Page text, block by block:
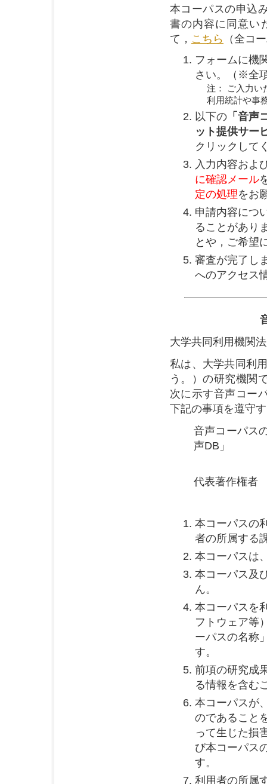
本コーパスの申込
書の内容に同意い
て， こちら （全コ
フォームに機
さい。（※全
注： ご入力い
利用統計や事
以下の 「音声
ット提供サー
クリックして
入力内容およ
に確認メール
定の処理をお
申請内容につ
ることがあり
とや，ご希望
審査が完了し
へのアクセス
大学共同利用機関
私は、大学共同利
う。）の研究機関
次に示す音声コー
下記の事項を遵守
音声コーパス
声DB」
代表著作権
本コーパスの
者の所属する
本コーパスは
本コーパス及
ん。
本コーパスを
フトウェア等
ーパスの名称
す。
前項の研究成
る情報を含む
本コーパスが
のであること
って生じた損
び本コーパス
す。
利用者の所属